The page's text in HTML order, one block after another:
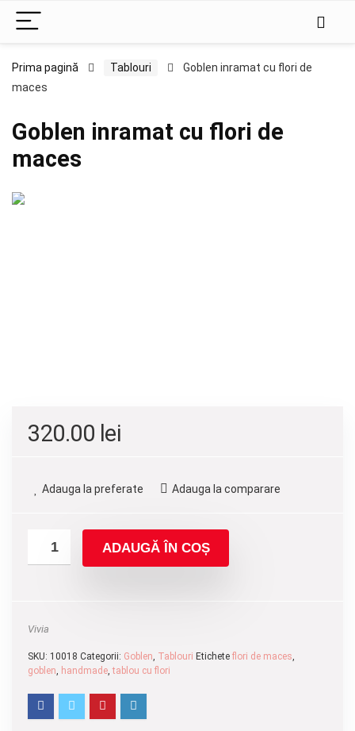
Prima pagină Tablouri
Goblen inramat cu flori de
maces
Goblen inramat cu flori de
maces
320.00 lei
Adauga la preferate Adauga la comparare
ADAUGĂ ÎN COȘ
Vivia
SKU: 10018 Categorii: Goblen, Tablouri Etichete flori de maces,
goblen, handmade,tablou cu flori